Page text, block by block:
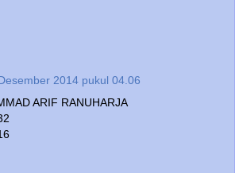
2014 pukul 04.06
ARIF RANUHARJA